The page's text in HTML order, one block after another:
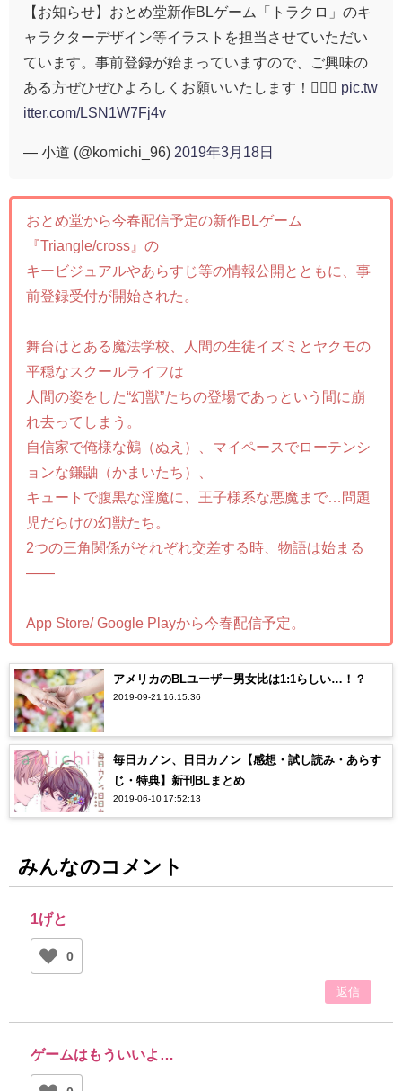
【お知らせ】おとめ堂新作BLゲーム「トラクロ」のキ
ャラクターデザイン等イラストを担当させていただい
ています。事前登録が始まっていますので、ご興味の
ある方ぜひぜひよろしくお願いいたします！🙇‍♂️✨ pic.tw
itter.com/LSN1W7Fj4v
— 小道 (@komichi_96) 2019年3月18日
おとめ堂から今春配信予定の新作BLゲーム
『Triangle/cross』の
キービジュアルやあらすじ等の情報公開とともに、事
前登録受付が開始された。
舞台はとある魔法学校、人間の生徒イズミとヤクモの
平穏なスクールライフは
人間の姿をした“幻獣”たちの登場であっという間に崩
れ去ってしまう。
自信家で俺様な鵺（ぬえ）、マイペースでローテンシ
ョンな鎌鼬（かまいたち）、
キュートで腹黒な淫魔に、王子様系な悪魔まで…問題
児だらけの幻獣たち。
2つの三角関係がそれぞれ交差する時、物語は始まる
――
App Store/ Google Playから今春配信予定。
アメリカのBLユーザー男女比は1:1らしい…！？
2019-09-21 16:15:36
毎日カノン、日日カノン【感想・試し読み・あらす
じ・特典】新刊BLまとめ
2019-06-10 17:52:13
みんなのコメント
1げと
0
返信
ゲームはもういいよ…